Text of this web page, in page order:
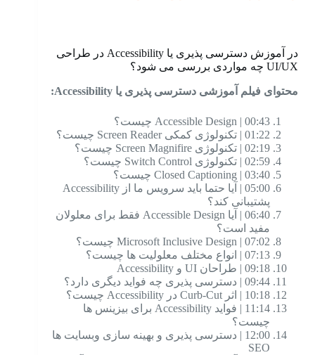
در آموزش دسترسی پذیری یا Accessibility در طراحی
UI/UX چه مواردی بررسی می شود؟
محتوای فیلم آموزشی دسترسی پذیری یا Accessibility :
00:43 | Accessible Design چیست؟
01:22 | تکنولوژی کمکی Screen Reader چیست؟
02:19 | تکنولوژی Screen Magnifire چیست؟
02:59 | تکنولوژی Switch Control چیست؟
03:40 | Closed Captioning چیست؟
05:00 | آیا حتما باید سرویس ما از Accessibility
پشتیبانی کند؟
06:40 | آیا Accessible Design فقط برای معلولان
مفید است؟
07:02 | Microsoft Inclusive Design چیست؟
07:13 | انواع مختلف معلولیت ها چیست؟
09:18 | طراحان UI و Accessibility
09:44 | دسترسی پذیری چه فواید دیگری دارد؟
10:18 | اثر Curb-Cut در Accessibility چیست؟
11:14 | فواید Accessibility برای بیزینس ها
چیست؟
12:00 | دسترسی پذیری و بهینه سازی وبسایت ها
SEO